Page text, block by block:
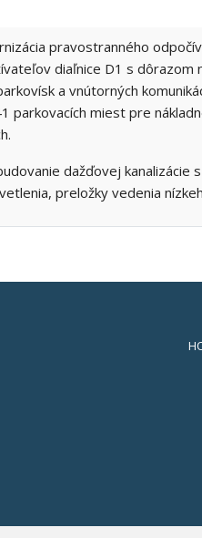
pravostranného
diaľnice D1 s
a vnútorných
parkovacích miest pre
dažďovej kanalizácie
preložky vedenia